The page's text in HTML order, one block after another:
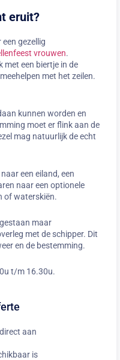
eruit?
gezellig
vrouwen.
met een biertje in de
met het zeilen.
kunnen worden en
moet er flink aan de
mag natuurlijk de echt
een eiland, een
naar een optionele
of waterskiën.
maar
met de schipper. Dit
en de bestemming.
t/m 16.30u.
aan
is